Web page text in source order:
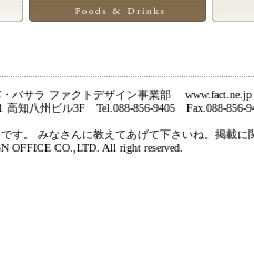
バサラ ファクトデザイン事業部 www.fact.ne.jp
高知八州ビル3F Tel.088-856-9405 Fax.088-856-
す。 みなさんに教えてあげて下さいね。掲載
OFFICE CO.,LTD. All right reserved.